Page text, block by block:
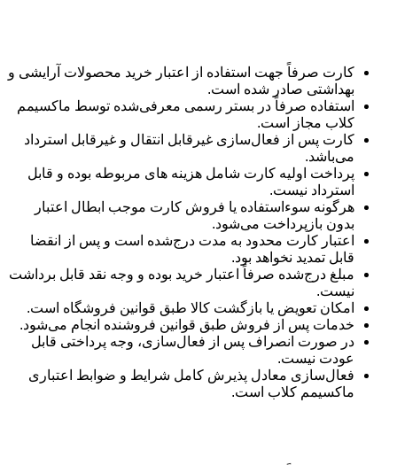
کارت صرفاً جهت استفاده از اعتبار خرید محصولات آرایشی و
بهداشتی صادر شده است.
استفاده صرفاً در بستر رسمی معرفی‌شده توسط ماکسیمم
کلاب مجاز است.
کارت پس از فعال‌سازی غیرقابل انتقال و غیرقابل استرداد
می‌باشد.
پرداخت اولیه کارت شامل هزینه های مربوطه بوده و قابل
استرداد نیست.
هرگونه سوءاستفاده یا فروش کارت موجب ابطال اعتبار
بدون بازپرداخت می‌شود.
اعتبار کارت محدود به مدت درج‌شده است و پس از انقضا
قابل تمدید نخواهد بود.
مبلغ درج‌شده صرفاً اعتبار خرید بوده و وجه نقد قابل برداشت
نیست.
امکان تعویض یا بازگشت کالا طبق قوانین فروشگاه است.
خدمات پس از فروش طبق قوانین فروشنده انجام می‌شود.
در صورت انصراف پس از فعال‌سازی، وجه پرداختی قابل
عودت نیست.
فعال‌سازی معادل پذیرش کامل شرایط و ضوابط اعتباری
ماکسیمم کلاب است.